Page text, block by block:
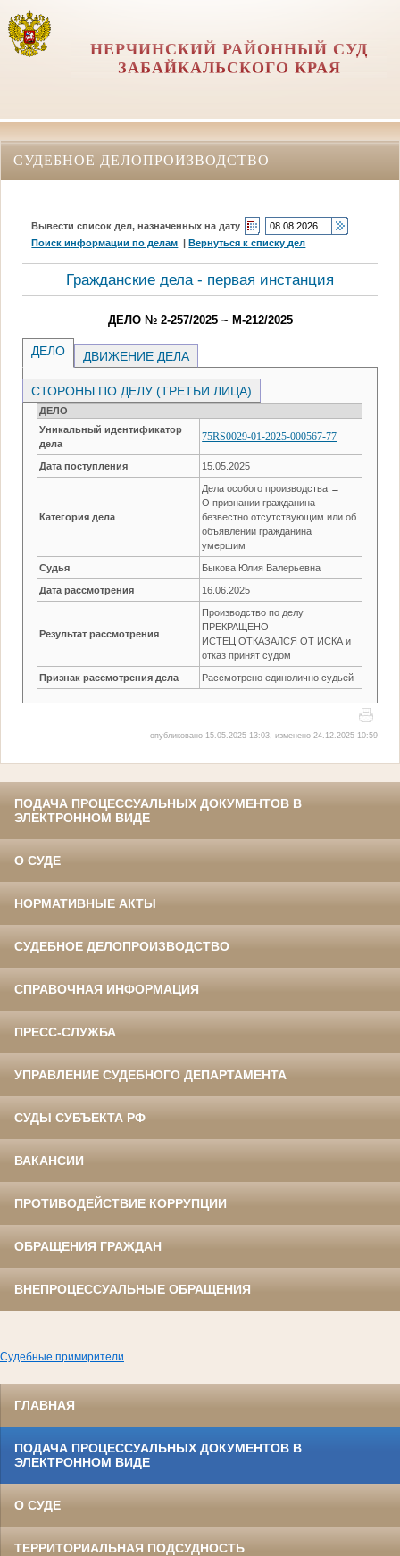
НЕРЧИНСКИЙ РАЙОННЫЙ СУД
ЗАБАЙКАЛЬСКОГО КРАЯ
СУДЕБНОЕ ДЕЛОПРОИЗВОДСТВО
Вывести список дел, назначенных на дату
Поиск информации по делам |Вернуться к списку дел
Гражданские дела - первая инстанция
ДЕЛО № 2-257/2025 ~ М-212/2025
ДЕЛО ДВИЖЕНИЕ ДЕЛА
СТОРОНЫ ПО ДЕЛУ (ТРЕТЬИ ЛИЦА)
ДЕЛО
Уникальный идентификатор
дела
75RS0029-01-2025-000567-77
Дата поступления 15.05.2025
Категория дела
Дела особого производства →
О признании гражданина
безвестно отсутствующим или об
объявлении гражданина
умершим
Судья Быкова Юлия Валерьевна
Дата рассмотрения 16.06.2025
Результат рассмотрения
Производство по делу
ПРЕКРАЩЕНО
ИСТЕЦ ОТКАЗАЛСЯ ОТ ИСКА и
отказ принят судом
Признак рассмотрения дела Рассмотрено единолично судьей
опубликовано 15.05.2025 13:03, изменено 24.12.2025 10:59
ПОДАЧА ПРОЦЕССУАЛЬНЫХ ДОКУМЕНТОВ В
ЭЛЕКТРОННОМ ВИДЕ
О СУДЕ
НОРМАТИВНЫЕ АКТЫ
СУДЕБНОЕ ДЕЛОПРОИЗВОДСТВО
СПРАВОЧНАЯ ИНФОРМАЦИЯ
ПРЕСС-СЛУЖБА
УПРАВЛЕНИЕ СУДЕБНОГО ДЕПАРТАМЕНТА
СУДЫ СУБЪЕКТА РФ
ВАКАНСИИ
ПРОТИВОДЕЙСТВИЕ КОРРУПЦИИ
ОБРАЩЕНИЯ ГРАЖДАН
ВНЕПРОЦЕССУАЛЬНЫЕ ОБРАЩЕНИЯ
Судебные примирители
ГЛАВНАЯ
ПОДАЧА ПРОЦЕССУАЛЬНЫХ ДОКУМЕНТОВ В
ЭЛЕКТРОННОМ ВИДЕ
О СУДЕ
ТЕРРИТОРИАЛЬНАЯ ПОДСУДНОСТЬ